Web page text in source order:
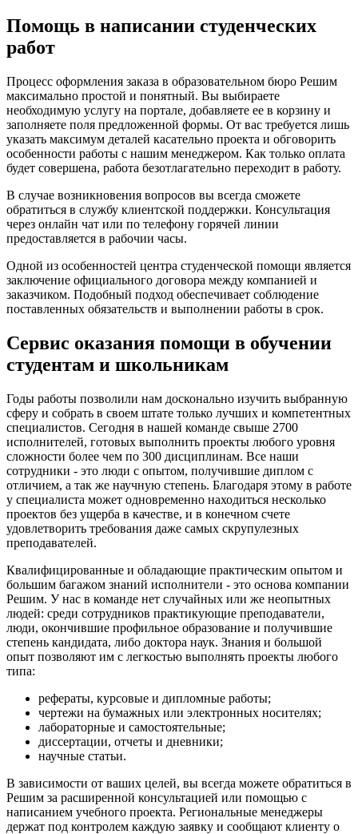
Помощь в написании студенческих
работ
Процесс оформления заказа в образовательном бюро Решим
максимально простой и понятный. Вы выбираете
необходимую услугу на портале, добавляете ее в корзину и
заполняете поля предложенной формы. От вас требуется лишь
указать максимум деталей касательно проекта и обговорить
особенности работы с нашим менеджером. Как только оплата
будет совершена, работа безотлагательно переходит в работу.
В случае возникновения вопросов вы всегда сможете
обратиться в службу клиентской поддержки. Консультация
через онлайн чат или по телефону горячей линии
предоставляется в рабочии часы.
Одной из особенностей центра студенческой помощи является
заключение официального договора между компанией и
заказчиком. Подобный подход обеспечивает соблюдение
поставленных обязательств и выполнении работы в срок.
Сервис оказания помощи в обучении
студентам и школьникам
Годы работы позволили нам досконально изучить выбранную
сферу и собрать в своем штате только лучших и компетентных
специалистов. Сегодня в нашей команде свыше 2700
исполнителей, готовых выполнить проекты любого уровня
сложности более чем по 300 дисциплинам. Все наши
сотрудники - это люди с опытом, получившие диплом с
отличием, а так же научную степень. Благодаря этому в работе
у специалиста может одновременно находиться несколько
проектов без ущерба в качестве, и в конечном счете
удовлетворить требования даже самых скрупулезных
преподавателей.
Квалифицированные и обладающие практическим опытом и
большим багажом знаний исполнители - это основа компании
Решим. У нас в команде нет случайных или же неопытных
людей: среди сотрудников практикующие преподаватели,
люди, окончившие профильное образование и получившие
степень кандидата, либо доктора наук. Знания и большой
опыт позволяют им с легкостью выполнять проекты любого
типа:
рефераты, курсовые и дипломные работы;
чертежи на бумажных или электронных носителях;
лабораторные и самостоятельные;
диссертации, отчеты и дневники;
научные статьи.
В зависимости от ваших целей, вы всегда можете обратиться в
Решим за расширенной консультацией или помощью с
написанием учебного проекта. Региональные менеджеры
держат под контролем каждую заявку и сообщают клиенту о